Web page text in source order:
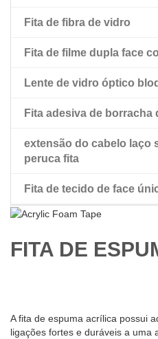
Fita de fibra de vidro
Fita de filme dupla face
Lente de vidro óptico
Fita adesiva de borracha
extensão do cabelo laço
peruca fita
peruca dupla face fita
Fita de tecido de face
FITA DE
A fita de espuma acrílica possui
ligações fortes e duráveis a uma